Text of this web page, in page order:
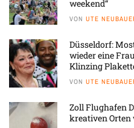
weekend“
VON UTE
Düsseldorf:
wieder eine
Klinzing
VON UTE
Zoll Flughafen
kreativen Orten